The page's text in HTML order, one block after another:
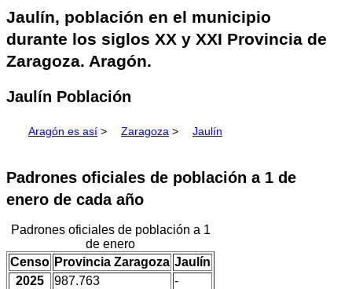
Jaulín, población en el municipio
durante los siglos XX y XXI Provincia de
Zaragoza. Aragón.
Jaulín Población
Aragón es así > Zaragoza > Jaulín
Padrones oficiales de población a 1 de
enero de cada año
Padrones oficiales de población a 1
de enero
Censo Provincia Zaragoza Jaulín
2025
987.763
-